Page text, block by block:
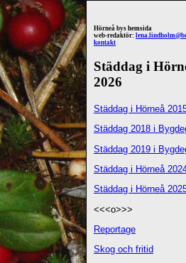
Hörneå bys hemsida
web-redaktör:
kontakt
Städdag i
2026
Städdag i Hörneå
Städdag 2018 i
Städdag 2019 i
Städdag i Hörneå
Städdag i Hörneå
<<<o>>>
Reportage
Skog och fritid